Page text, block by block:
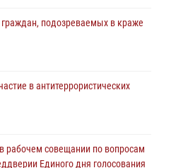
подозреваемых в краже
в антитеррористических
рабочем совещании по вопросам
Единого дня голосования